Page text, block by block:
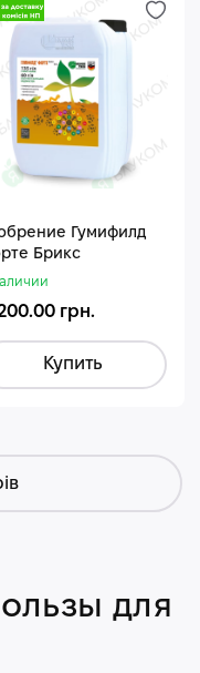
Гумифилд
Брикс
200.00 грн.
Купить
для